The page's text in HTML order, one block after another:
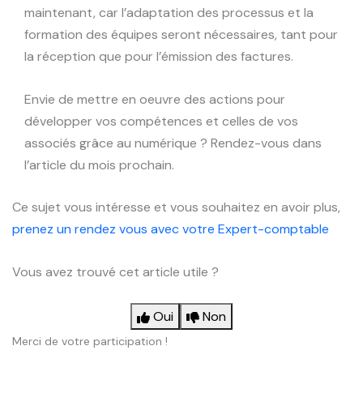
maintenant, car l’adaptation des processus et la
formation des équipes seront nécessaires, tant pour
la réception que pour l’émission des factures.
Envie de mettre en oeuvre des actions pour
développer vos compétences et celles de vos
associés grâce au numérique ? Rendez-vous dans
l’article du mois prochain.
Ce sujet vous intéresse et vous souhaitez en avoir plus,
prenez un rendez vous avec votre Expert-comptable
Vous avez trouvé cet article utile ?
Oui Non
Merci de votre participation !